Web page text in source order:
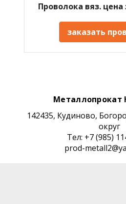
Проволока вяз. цена
заказать
Металлопрокат
142435, Кудиново,
округ
Тел: +7 (985)
prod-